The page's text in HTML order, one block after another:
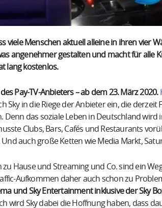
viele Menschen aktuell alleine in ihren vier
angenehmer gestalten und macht für alle
lang kostenlos.
Pay-TV-Anbieters – ab dem 23. März 2020.
Sky in die Riege der Anbieter ein, die derzeit
Denn das soziale Leben in Deutschland
Clubs, Bars, Cafés und Restaurants
auch große Ketten wie Media Markt,
Hause und Streaming und Co. sind ein
Aufkommen daher auch schon zu
und Sky Entertainment inklusive der Sky
wird Sky dabei die Hoffnung haben, dass